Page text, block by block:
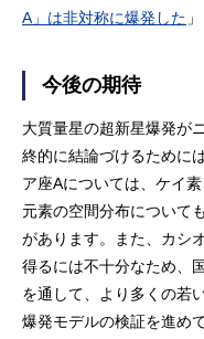
A」は非対称に爆発した 」
今後の期待
大質量星の超新星爆発が
終的に結論づけるために
ア座Aについては、ケイ
元素の空間分布について
があります。また、カシ
得るには不十分なため、
を通して、より多くの若
爆発モデルの検証を進め